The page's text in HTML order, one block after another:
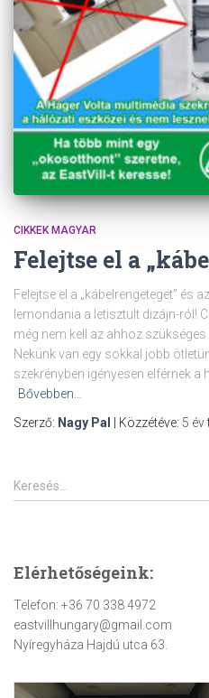
CIKKEK MAGYAR
Felejtse el a
Felejtse el a „kábelrengeteget” és
lemondania a letisztult dizájn-ról!
még nem kell az ahhoz
Nekünk van egy sokkal jobb
szekrényben igényesen elférnek a
Bővebben…
Szerző: Nagy Pal | Közzétéve: 5 év
K
e
é
s
Keresés…
Elérhetőségeink:
Telefon: +36 70 338 4972
Nyíregyháza Hajdú utca 63.